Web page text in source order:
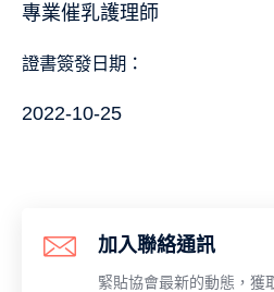
專業催乳護理師
證書簽發日期：
2022-10-25
加入聯絡通訊
緊貼協會最新的動態，獲